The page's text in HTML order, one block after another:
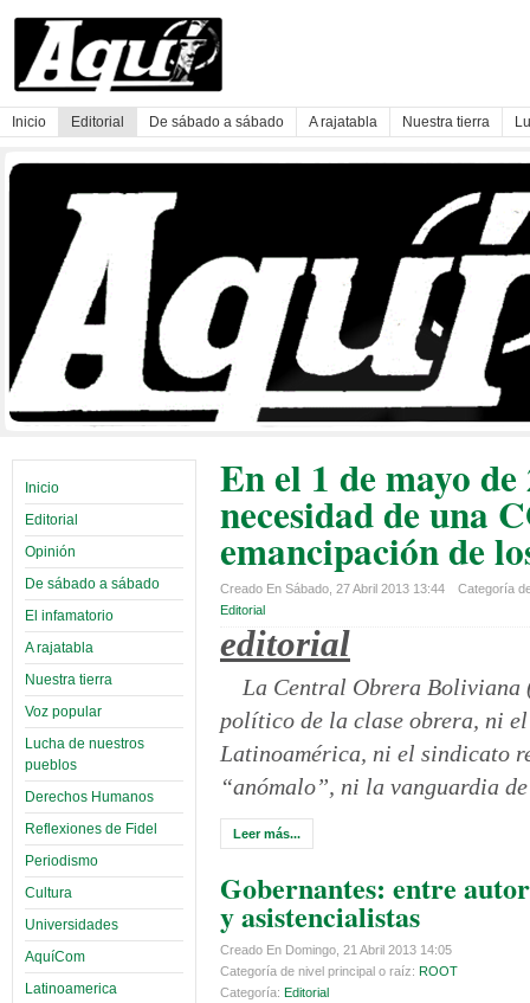
Inicio Editorial De sábado a sábado A rajatabla Nuestra tierra
Inicio
Editorial
Opinión
De sábado a sábado
El infamatorio
A rajatabla
Nuestra tierra
Voz popular
Lucha de nuestros
pueblos
Derechos Humanos
Reflexiones de Fidel
Periodismo
Cultura
Universidades
AquíCom
Latinoamerica
En el 1 de mayo
necesidad de una
emancipación de
Creado En Sábado, 27 Abril 2013 13:44
Categoría
Editorial
editorial
La Central Obrera Boliviana
político de la clase obrera, ni
Latinoamérica, ni el sindicato
“anómalo”, ni la vanguardia
Leer más...
Gobernantes: entre
y asistencialistas
Creado En Domingo, 21 Abril 2013 14:05
Categoría de nivel principal o raíz: ROOT
Categoría: Editorial